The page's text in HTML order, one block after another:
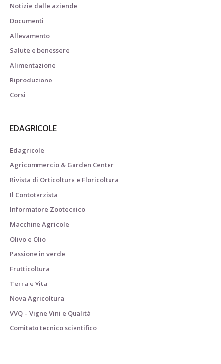
Notizie dalle aziende
Documenti
Allevamento
Salute e benessere
Alimentazione
Riproduzione
Corsi
EDAGRICOLE
Edagricole
Agricommercio & Garden Center
Rivista di Orticoltura e Floricoltura
Il Contoterzista
Informatore Zootecnico
Macchine Agricole
Olivo e Olio
Passione in verde
Frutticoltura
Terra e Vita
Nova Agricoltura
VVQ – Vigne Vini e Qualità
Comitato tecnico scientifico